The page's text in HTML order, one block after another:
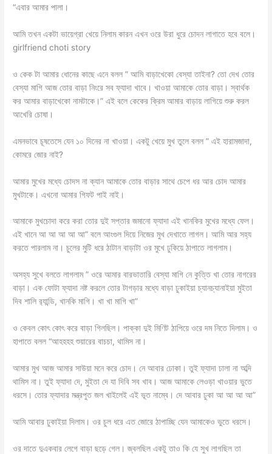
“এবার আমার পালা।
আমি তখন একটা ভায়েগ্রা খেয়ে নিলাম কারন এখন ওরে উরা ধুরে চোদন লাগাতে হবে বলে।
girlfriend choti story
ও কেক টা আমার ধোনের কাছে এনে বলল ” আমি বাড়াখেকো বেস্যা তাইনা? তো দেখ তোর
বেস্যা মাগি আজ তোর বাড়া নিংরে সব ফ্যাদা খাবে। খাওয়া আমাকে তোর বাড়া। স্বার্থক
কর আমার বাড়াখেকো নামটাকে।” এই বলে কেকের ক্রিম আমার বাড়ায় লাগিয়ে শুরু করল
আখেরি চোষা।
এমনভাবে চূষতেসে যেন ১০ দিনের না খাওয়া। একটু খেয়ে মুখ তুলে বলল ” এই হারামজাদা,
কোমরে জোর নাই?
আমার মুখের মধ্যে চোদস না ক্যান আমাকে তোর বাড়ার সাথে চেপে ধর আর চোদ আমার
মুখটাকে। এখনো আমার গিফট পাই নাই।
আমাকে মুখচোদা করে করা তোর দুই সপ্তার জমানো ফ্যাদা এই খানকির মুখের মধ্যে ফেল।
এই খানে আ আ আ আ আ” বলে আংগুল দিয়ে নিজের মুখ দেখাতে লাগল। আমি আর সহ্য
করতে পারলাম না। চুলের মুটি ধরে ঠাটান বাড়াটা ওর মুখে ঢুকিয়ে ঠাপাতে লাগলাম।
অসহ্য সুখে বলতে লাগলাম ” ওরে আমার বারভাতারি বেস্যা মাগি নে কুত্তি খা তোর নাগরের
বাড়া। এক ফোটা ফ্যাদা নষ্ট করলে তোর টাগড়ার মধ্যে বাড়া ঢুকাইয়া চ্যানচ্যানাইয়া মুইতা
দিব শালি র‍্যান্ডি, খানকি মাগি। খা খা মাগি খা”
ও কেবল কোৎ কোৎ করে বাড়া গিলছিল। পাক্কা দুই মিণিট ঠাপিয়ে ওরে দম নিতে দিলাম। ও
হাপাতে বলল “আহহহহ শুয়ারের বাচচা, থামিস না।
আমার মুখ আজ আমার সাউয়া মনে করে চোদ। নে আবার ঢোকা। তুই ফ্যাদা ঢালা না অব্দি
থামিস না। তুই ফ্যাদা দে, মুইতা দে যা দিবি সব খাব। আজ আমাকে লেওড়া খাওয়ার ভুতে
ধরসে। তোর ফ্যাদার মন্ত্রপুত জল খাইলেই এই ভূত নাম্বে। দে আবার ঢুকা আ আ আ আ”
আমি আবার ঢুকাইয়া দিলাম। ওর চুল ধরে এত জোরে ঠাপাচ্ছি যেন আমাকেও ভুতে ধরসে।
ওর দাতে দুএকবার লেগে বাড়া ছড়ে গেল। জ্বলছিল একটু তাও কি যে সুখ লাগছিল তা